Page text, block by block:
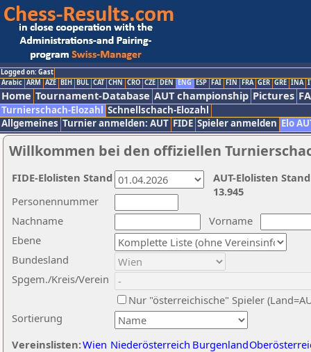
Logged on: Gast
Arabic ARM AZE BIH BUL CAT CHN CRO CZE DEN ENG ESP FAI FIN FRA GER GRE INA
Home Tournament-Database AUT championship Pictures
Turnierschach-Elozahl Schnellschach-Elozahl
Allgemeines Turnier anmelden: AUT FIDE Spieler anmelden Elo
Willkommen bei den offiziellen
Nachname
Vorname
Ebene
Sortierung
Personennummer
Bundesland
Spgem./Kreis/Verein
Nur "österreichische" Spieler
Vereinslisten:Wien Niederösterreich Burgenland
AUT-Elolisten
13.945
FIDE-Elolisten Stand